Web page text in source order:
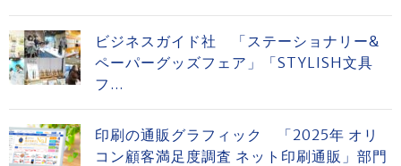
ビジネスガイド社 「ステーショナリー&
ペーパーグッズフェア」「STYLISH文具
フ...
印刷の通販グラフィック 「2025年 オリ
コン顧客満足度調査 ネット印刷通販」部門